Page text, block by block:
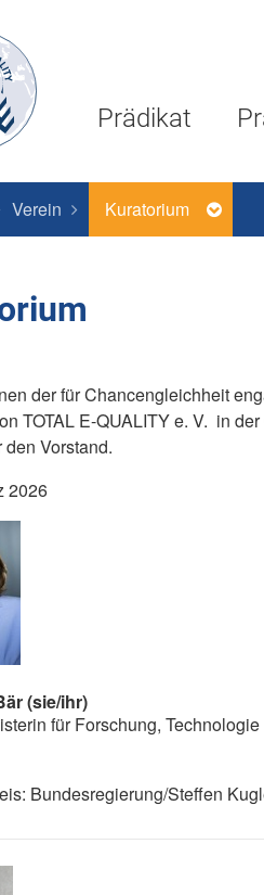
Prädikat
Verein Kuratorium
der für Chancengleichheit
TOTAL E-QUALITY e. V. in
den Vorstand.
2026
(sie/ihr)
für Forschung, Technologie
Bundesregierung/Steffen